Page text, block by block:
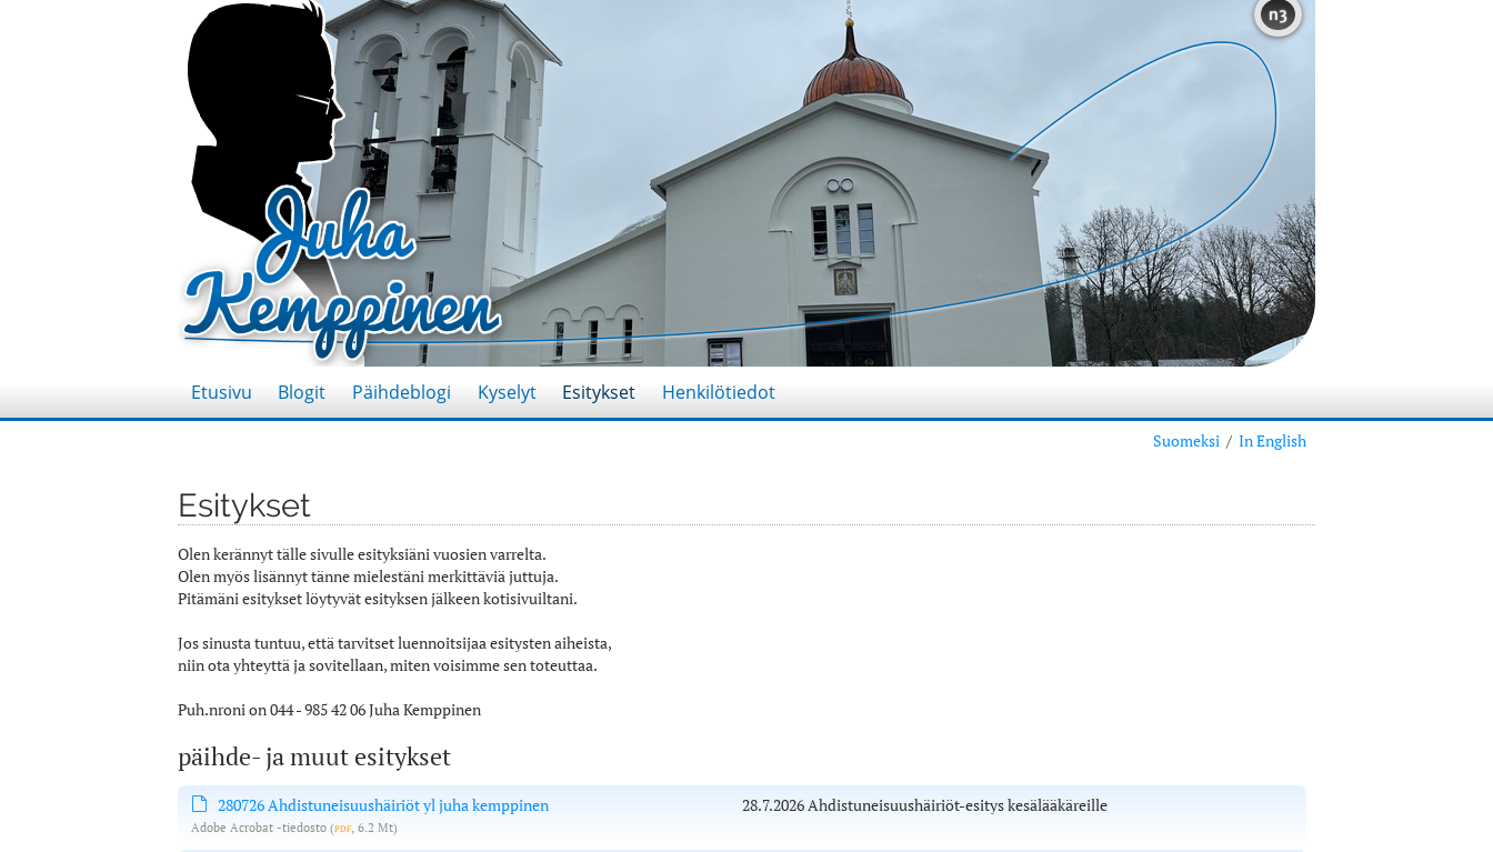
n3
Etusivu Blogit Päihdeblogi Kyselyt Esitykset Henkilötiedot
Suomeksi / In English
Esitykset
Olen kerännyt tälle sivulle esityksiäni vuosien varrelta.
Olen myös lisännyt tänne mielestäni merkittäviä juttuja.
Pitämäni esitykset löytyvät esityksen jälkeen kotisivuiltani.
Jos sinusta tuntuu, että tarvitset luennoitsijaa esitysten aiheista,
niin ota yhteyttä ja sovitellaan, miten voisimme sen toteuttaa.
Puh.nroni on 044 - 985 42 06 Juha Kemppinen
päihde- ja muut esitykset
280726 Ahdistuneisuushäiriöt yl juha kemppinen 28.7.2026 Ahdistuneisuushäiriöt-esitys kesälääkäreille
Adobe Acrobat -tiedosto (pdf , 6.2 Mt)